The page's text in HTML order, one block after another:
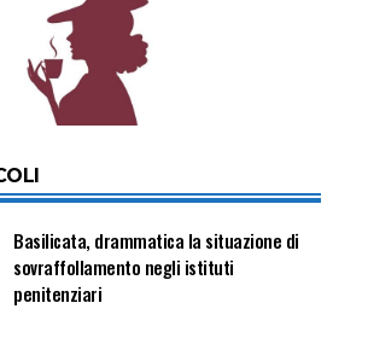
Basilicata, drammatica la situazione di
sovraffollamento negli istituti
penitenziari